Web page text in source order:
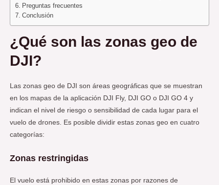
Preguntas frecuentes
Conclusión
¿Qué son las zonas geo de
DJI?
Las zonas geo de DJI son áreas geográficas que se muestran
en los mapas de la aplicación DJI Fly, DJI GO o DJI GO 4 y
indican el nivel de riesgo o sensibilidad de cada lugar para el
vuelo de drones. Es posible dividir estas zonas geo en cuatro
categorías:
Zonas restringidas
El vuelo está prohibido en estas zonas por razones de